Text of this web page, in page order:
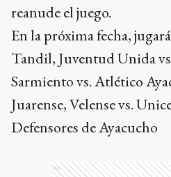
reanude el juego.
En la próxima fecha,
Tandil, Juventud Unida
Sarmiento vs. Atlético
Juarense, Velense vs.
Defensores de Ayacucho
Ads